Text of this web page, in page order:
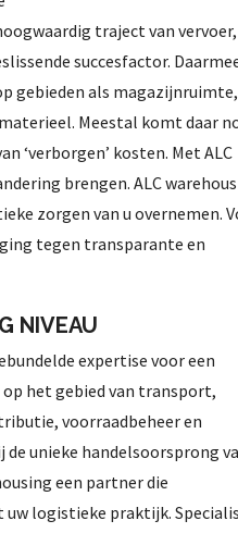
traject van
succesfactor.
gebieden als magazijnruimte,
Meestal komt daar
‘verborgen’ kosten. Met ALC
brengen. ALC
zorgen van u overnemen.
tegen transparante en
NIVEAU
expertise voor een
het gebied van transport,
voorraadbeheer en
deunieke handelsoorsprong
een partner die
uw logistieke praktijk.